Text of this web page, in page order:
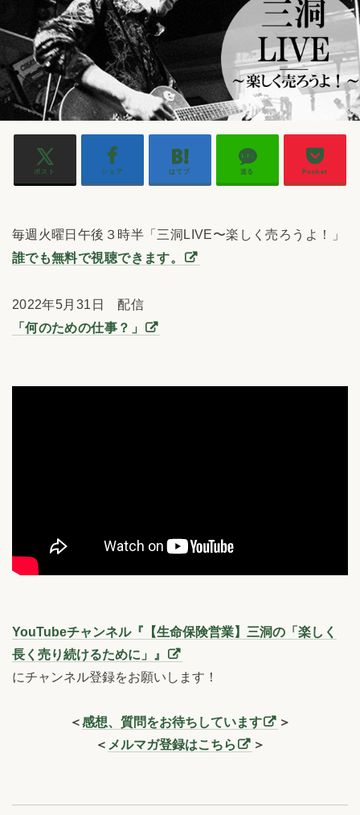
ポスト シェア はてブ 送る Pocket
毎週火曜日午後３時半「三洞LIVE〜楽しく売ろうよ！」
誰でも無料で視聴できます。
2022年5月31日 配信
「何のための仕事？」
YouTubeチャンネル『【生命保険営業】三洞の「楽しく
長く売り続けるために」』
にチャンネル登録をお願いします！
＜感想、質問をお待ちしています
＞
＜ メルマガ登録はこちら ＞